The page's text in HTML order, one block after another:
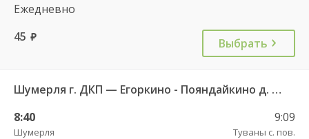
Ежедневно
45 руб. Выбрать
Шумерля г. ДКП — Егоркино - Пояндайкино д. 111
8:40
Шумерля
9:09
Туваны с. пов.